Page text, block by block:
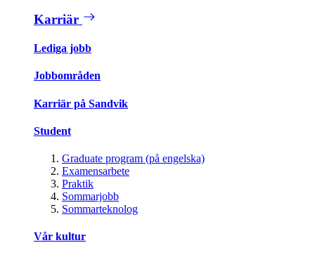
Karriär
Lediga jobb
Jobbområden
Karriär på Sandvik
Student
Graduate program (på engelska)
Examensarbete
Praktik
Sommarjobb
Sommarteknolog
Vår kultur